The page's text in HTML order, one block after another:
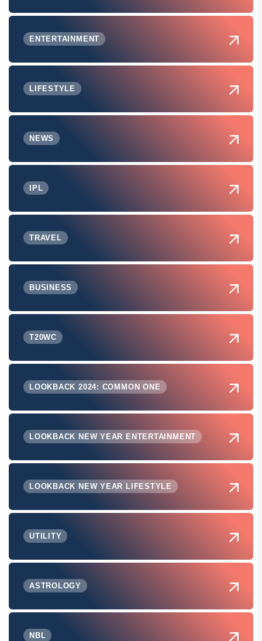
ENTERTAINMENT
LIFESTYLE
NEWS
IPL
TRAVEL
BUSINESS
T20WC
LOOKBACK 2024: COMMON ONE
LOOKBACK NEW YEAR ENTERTAINMENT
LOOKBACK NEW YEAR LIFESTYLE
UTILITY
ASTROLOGY
NBL